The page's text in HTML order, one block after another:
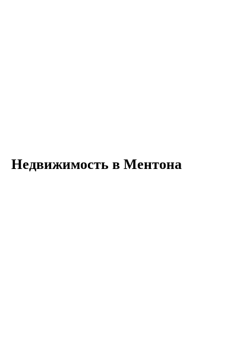
Недвижимость в Ментона